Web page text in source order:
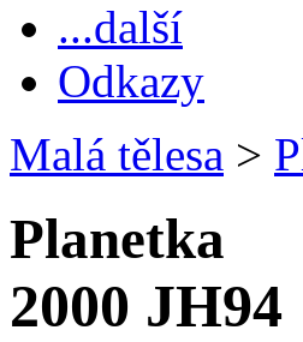
...další
Odkazy
Malá tělesa >
Planetka
2000 JH94